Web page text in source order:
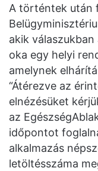
A történtek után
akik
oka egy helyi
amelynek
“Átérezve az
elnézésüket
az
időpontot
alkalmazás
letöltésszáma